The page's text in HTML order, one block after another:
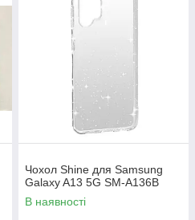
Чохол Shine для Samsung
Galaxy A13 5G SM-A136B
В наявності